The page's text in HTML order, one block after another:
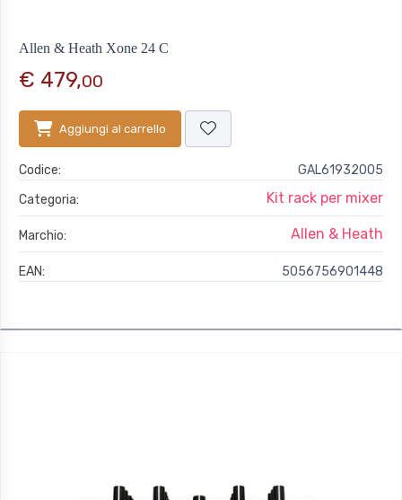
Allen & Heath Xone 24 C
€ 479,00
Aggiungi al carrello
Codice:
GAL61932005
Categoria:
Kit rack per mixer
Marchio: Allen & Heath
EAN: 5056756901448